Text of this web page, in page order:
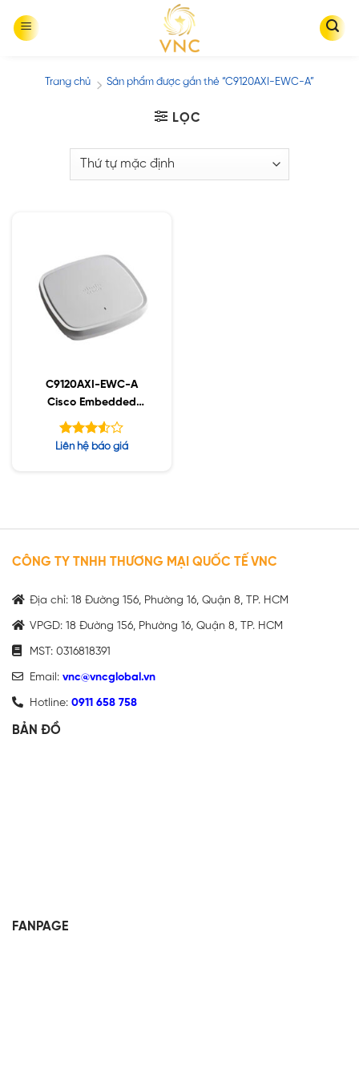
Trang chủ / Sản phẩm được gắn thẻ “C9120AXI-EWC-A”
LỌC
C9120AXI-EWC-A
Cisco Embedded
Wireless Controller
Được
Liên hệ báo giá
CÔNG TY TNHH THƯƠNG MẠI QUỐC TẾ VNC
Địa chỉ: 18 Đường 156, Phường 16, Quận 8, TP. HCM
VPGD: 18 Đường 156, Phường 16, Quận 8, TP. HCM
MST: 0316818391
Email: vnc@vncglobal.vn
Hotline: 0911 658 758
BẢN ĐỒ
FANPAGE